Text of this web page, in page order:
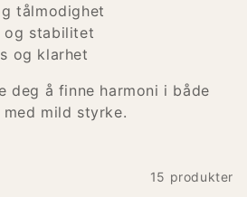
tålmodighet
og stabilitet
og klarhet
deg å finne harmoni i både
mild styrke.
15 produkter